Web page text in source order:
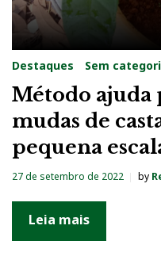
e
m
b
r
o
2
0
2
Destaques Sem
Método ajuda
mudas de
pequena
27 de setembro de 2022 by
Leia mais